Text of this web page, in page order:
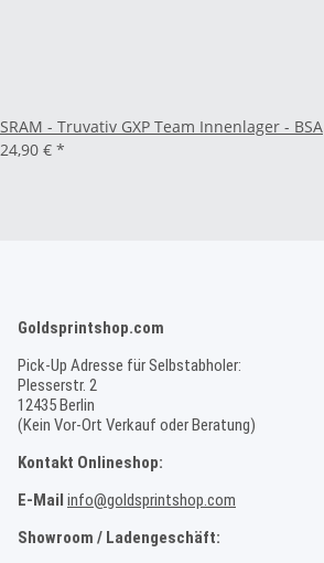
SRAM - Truvativ GXP Team Innenlager - BSA
24,90 € *
Goldsprintshop.com
Pick-Up Adresse für Selbstabholer:
Plesserstr. 2
12435 Berlin
(Kein Vor-Ort Verkauf oder Beratung)
Kontakt Onlineshop:
E-Mail info@goldsprintshop.com
Showroom / Ladengeschäft: